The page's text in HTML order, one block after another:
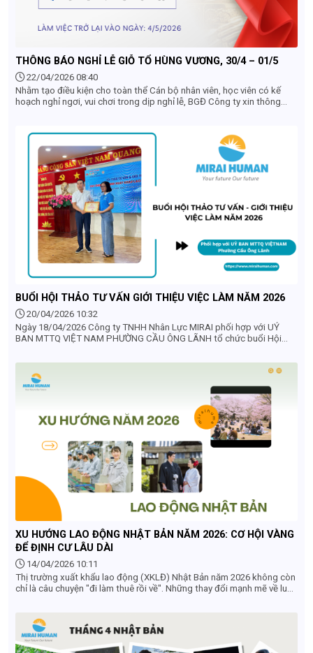
THÔNG BÁO NGHỈ LỄ GIỖ TỔ HÙNG VƯƠNG, 30/4 – 01/5
22/04/2026 08:40
Nhằm tạo điều kiện cho toàn thể Cán bộ nhân viên, học viên có kế
hoạch nghỉ ngơi, vui chơi trong dịp nghỉ lễ, BGĐ Công ty xin thông
BUỔI HỘI THẢO TƯ VẤN GIỚI THIỆU VIỆC LÀM NĂM 2026
20/04/2026 10:32
Ngày 18/04/2026 Công ty TNHH Nhân Lực MIRAI phối hợp với UỶ
BAN MTTQ VIỆT NAM PHƯỜNG CẦU ÔNG LÃNH tổ chức buổi Hội
năm 2026
XU HƯỚNG LAO ĐỘNG NHẬT BẢN NĂM 2026: CƠ HỘI VÀNG
ĐỂ ĐỊNH CƯ LÂU DÀI
14/04/2026 10:11
Thị trường xuất khẩu lao động (XKLĐ) Nhật Bản năm 2026 không còn
chỉ là câu chuyện "đi làm thuê rồi về". Những thay đổi mạnh mẽ về luật
cho lao động Việt Nam. Dưới đây là 5 xu hướng chủ đạo mà bạn
không thể bỏ qua.